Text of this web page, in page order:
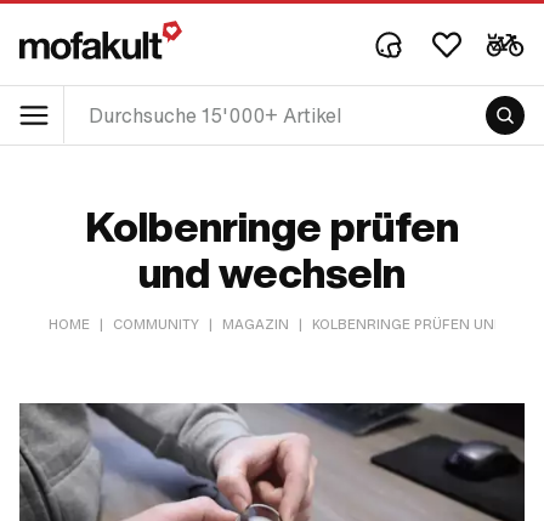
Kolbenringe prüfen
und wechseln
HOME | COMMUNITY | MAGAZIN | KOLBENRINGE PRÜFEN UND